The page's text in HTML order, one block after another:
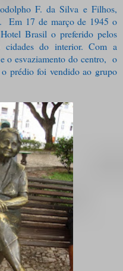
F. da Silva e Filhos,
Em 17 de março de 1945 o
Brasil o preferido pelos
cidades do interior. Com a
o esvaziamento do centro, o
prédio foi vendido ao grupo